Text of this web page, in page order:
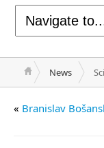
News
« Branislav